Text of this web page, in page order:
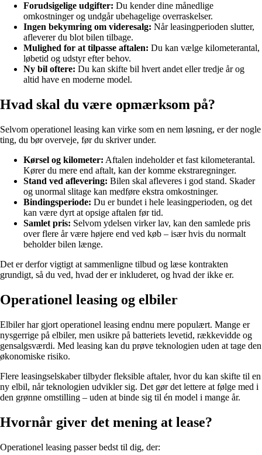
Forudsigelige udgifter: Du kender dine månedlige
omkostninger og undgår ubehagelige overraskelser.
Ingen bekymring om videresalg: Når leasingperioden slutter,
afleverer du blot bilen tilbage.
Mulighed for at tilpasse aftalen: Du kan vælge kilometerantal,
løbetid og udstyr efter behov.
Ny bil oftere: Du kan skifte bil hvert andet eller tredje år og
altid have en moderne model.
Hvad skal du være opmærksom på?
Selvom operationel leasing kan virke som en nem løsning, er der nogle
ting, du bør overveje, før du skriver under.
Kørsel og kilometer: Aftalen indeholder et fast kilometerantal.
Kører du mere end aftalt, kan der komme ekstraregninger.
Stand ved aflevering: Bilen skal afleveres i god stand. Skader
og unormal slitage kan medføre ekstra omkostninger.
Bindingsperiode: Du er bundet i hele leasingperioden, og det
kan være dyrt at opsige aftalen før tid.
Samlet pris: Selvom ydelsen virker lav, kan den samlede pris
over flere år være højere end ved køb – især hvis du normalt
beholder bilen længe.
Det er derfor vigtigt at sammenligne tilbud og læse kontrakten
grundigt, så du ved, hvad der er inkluderet, og hvad der ikke er.
Operationel leasing og elbiler
Elbiler har gjort operationel leasing endnu mere populært. Mange er
nysgerrige på elbiler, men usikre på batteriets levetid, rækkevidde og
gensalgsværdi. Med leasing kan du prøve teknologien uden at tage den
økonomiske risiko.
Flere leasingselskaber tilbyder fleksible aftaler, hvor du kan skifte til en
ny elbil, når teknologien udvikler sig. Det gør det lettere at følge med i
den grønne omstilling – uden at binde sig til én model i mange år.
Hvornår giver det mening at lease?
Operationel leasing passer bedst til dig, der: